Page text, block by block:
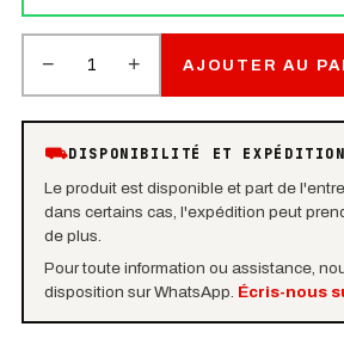
− 1 + AJOUTER AU
⛟DISPONIBILITÉ ET EXPÉDITION
Le produit est disponible et part de
dans certains cas, l'expédition peut
de plus.
Pour toute information ou assistance,
disposition sur WhatsApp. Écris-nous